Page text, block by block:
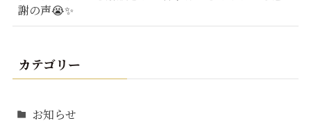
謝の声😭✨
カテゴリー
お知らせ